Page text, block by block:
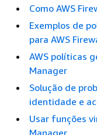
Como AWS
Exemplos de
para AWS
AWS políticas
Manager
Solução de
identidade e
Usar funções
Manager